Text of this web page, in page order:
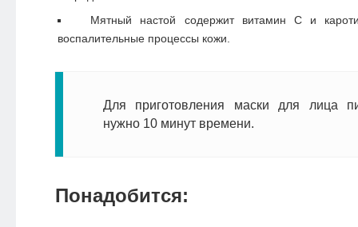
Мятный настой содержит витамин С и
воспалительные процессы кожи.
Для приготовления маски для лица
нужно 10 минут времени.
Понадобится: